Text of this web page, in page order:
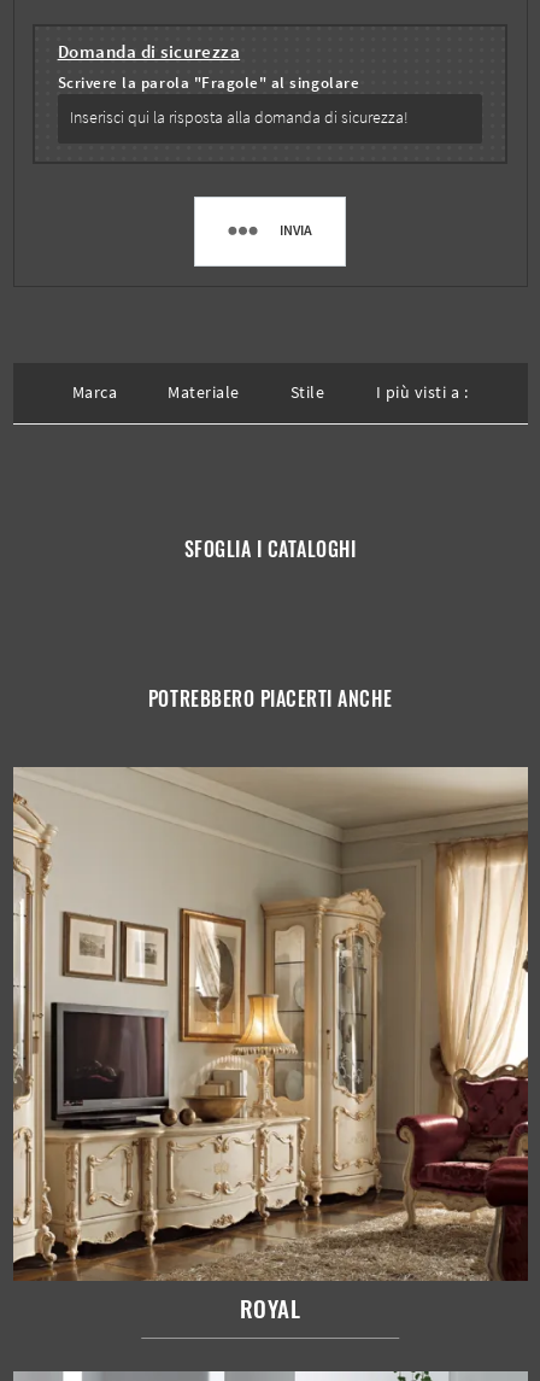
Domanda di sicurezza
Scrivere la parola "Fragole" al singolare
INVIA
Marca Materiale Stile I più visti a :
SFOGLIA I CATALOGHI
POTREBBERO PIACERTI ANCHE
ROYAL